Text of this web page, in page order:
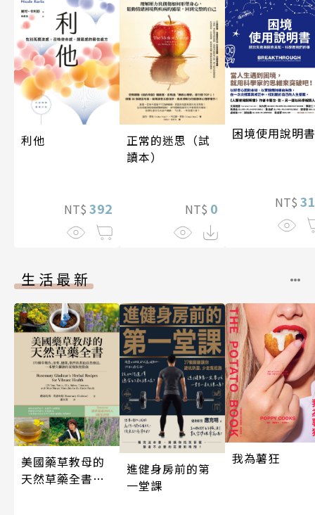
利他
NT$ 392
正常的迷思（試
讀本）
NT$ 0
困境使用說明書
NT$
生活最新
美國藥草教母的
天然草藥全書
進健身房前的第
一堂課
我為薯狂